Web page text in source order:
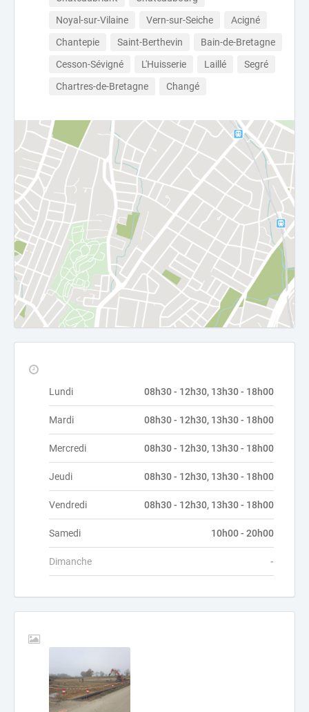
Noyal-sur-Vilaine
Vern-sur-Seiche
Acigné
Chantepie
Saint-Berthevin
Bain-de-Bretagne
Cesson-Sévigné
L'Huisserie Laillé
Segré
Chartres-de-Bretagne
Changé
Lundi 08h30 - 12h30, 13h30 - 18h00
Mardi 08h30 - 12h30, 13h30 - 18h00
Mercredi 08h30 - 12h30, 13h30 - 18h00
Jeudi 08h30 - 12h30, 13h30 - 18h00
Vendredi 08h30 - 12h30, 13h30 - 18h00
Samedi 10h00 - 20h00
Dimanche -